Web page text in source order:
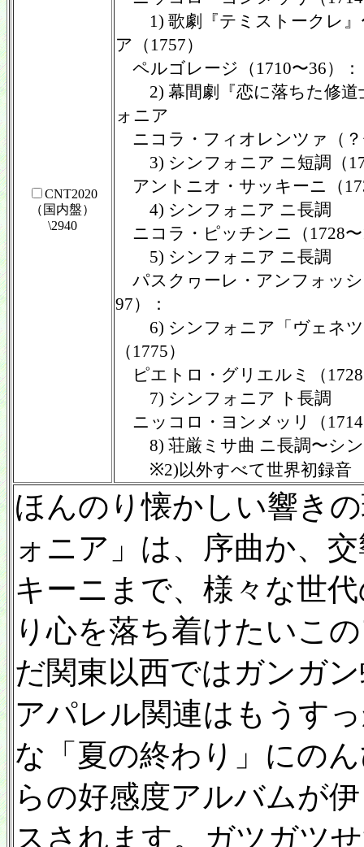
CNT2020
（国内盤）
\2940
1) 歌劇『テミストークレ』
ア（1757）
ペルゴレージ（1710〜36）：
2) 幕間劇『恋に落ちた修道
ォニア
ニコラ・フィオレンツァ（？
3) シンフォニア ニ短調（
アントニオ・サッキーニ（
4) シンフォニア ニ長調
ニコラ・ピッチンニ（1728〜
5) シンフォニア ニ長調
パスクヮーレ・アンフォッシ
97）：
6) シンフォニア「ヴェネツ
（1775）
ピエトロ・グリエルミ（1728
7) シンフォニア ト長調
ニッコロ・ヨンメッリ（
8) 荘厳ミサ曲 ニ長調〜シ
※2)以外すべて世界初録音
ほんのり懐かしい響き
ォニア」は、序曲か、
キーニまで、様々な世
り心を落ち着けたいこ
だ関東以西ではガンガ
アパレル関連はもうす
な「夏の終わり」にの
らの好感度アルバムが
スされます。ガツガツ